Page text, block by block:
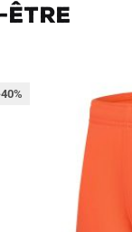
être